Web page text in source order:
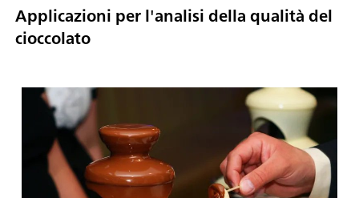
Applicazioni per l'analisi della qualità del
cioccolato